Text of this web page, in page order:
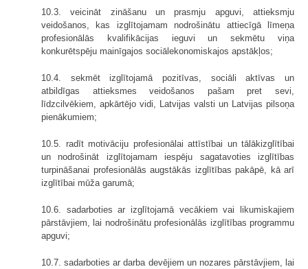
10.3. veicināt zināšanu un prasmju apguvi, attieksmju
veidošanos, kas izglītojamam nodrošinātu attiecīgā līmeņa
profesionālās kvalifikācijas ieguvi un sekmētu viņa
konkurētspēju mainīgajos sociālekonomiskajos apstākļos;
10.4. sekmēt izglītojamā pozitīvas, sociāli aktīvas un
atbildīgas attieksmes veidošanos pašam pret sevi,
līdzcilvēkiem, apkārtējo vidi, Latvijas valsti un Latvijas pilsoņa
pienākumiem;
10.5. radīt motivāciju profesionālai attīstībai un tālākizglītībai
un nodrošināt izglītojamam iespēju sagatavoties izglītības
turpināšanai profesionālās augstākās izglītības pakāpē, kā arī
izglītībai mūža garumā;
10.6. sadarboties ar izglītojamā vecākiem vai likumiskajiem
pārstāvjiem, lai nodrošinātu profesionālās izglītības programmu
apguvi;
10.7. sadarboties ar darba devējiem un nozares pārstāvjiem, lai